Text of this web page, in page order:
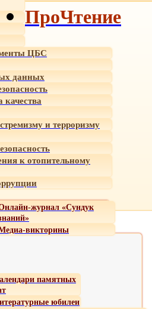
ЦБС
данных
качества
и терроризму
к отопительному
журнал «Сундук
викторины
памятных
юбилеи
ПроЧтение